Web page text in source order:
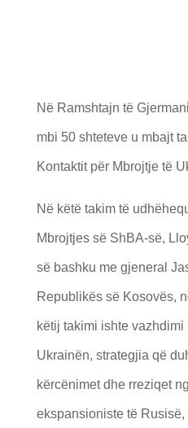
Në Ramshtajn të
mbi 50 shteteve u mbajt
Kontaktit për Mbrojtje të
Në këtë takim të
Mbrojtjes së ShBA-së,
së bashku me gjeneral
Republikës së Kosovës,
këtij takimi ishte
Ukrainën, strategjia që
kërcënimet dhe rreziqet
ekspansioniste të